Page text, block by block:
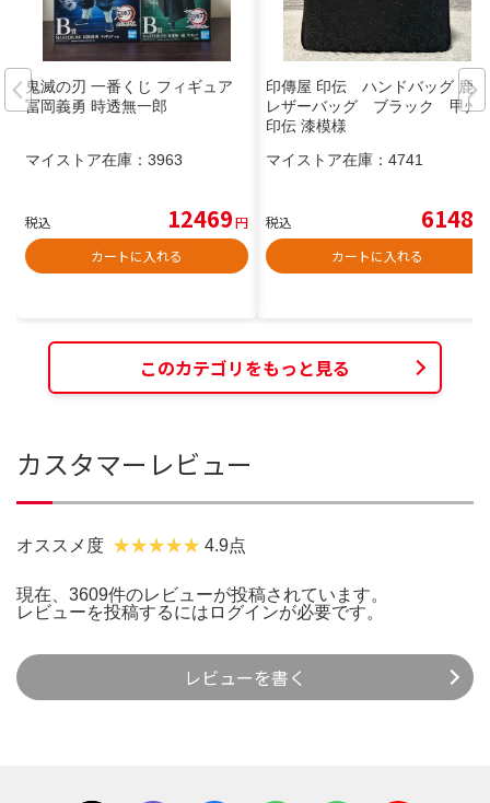
鬼滅の刃 一番くじ フィギュア
冨岡義勇 時透無一郎
マイストア在庫： 3963
税込 12469円
カートに入れる
印傳屋 印伝 ハンドバッグ 鹿革
レザーバッグ ブラック 甲州
印伝 漆模様
マイストア在庫： 4741
税込 6148
カートに入れる
このカテゴリをもっと見る
カスタマーレビュー
オススメ度 4.9点
現在、3609件のレビューが投稿されています。
レビューを投稿するには ログインが必要です。
レビューを書く